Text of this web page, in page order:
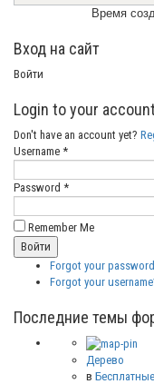
Время
Вход на сайт
Войти
Login to your account
Don't have an account yet?
Username *
Password *
Remember Me
Forgot your
Forgot your
Последние темы
Дерево
в